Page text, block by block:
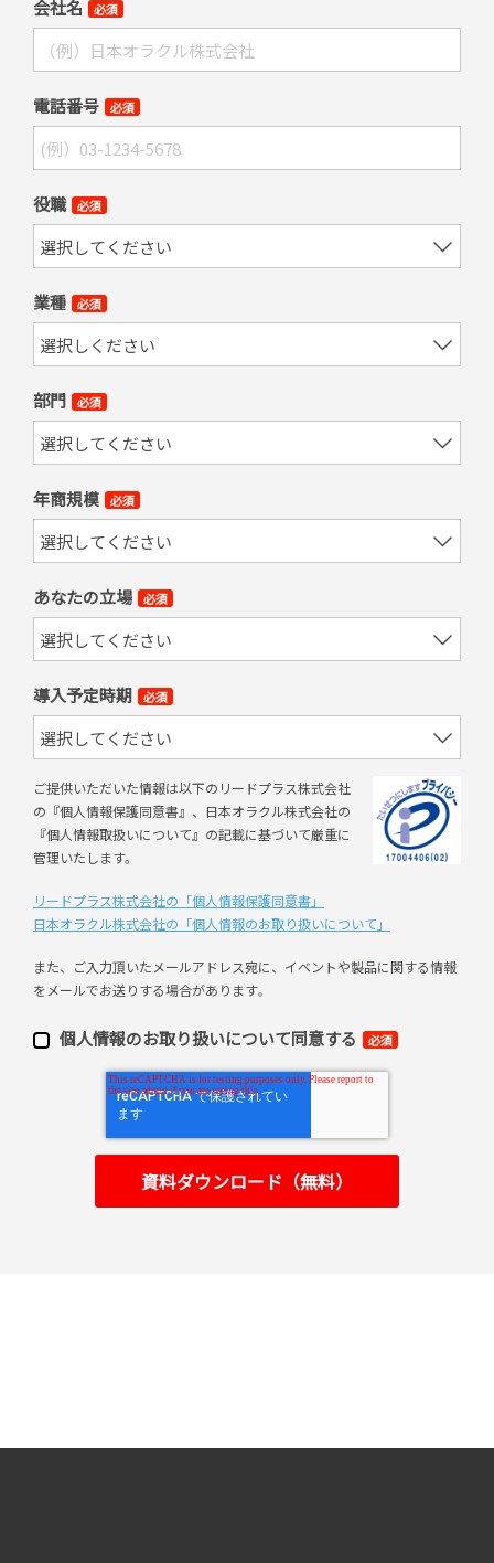
会社名 必須
電話番号 必須
役職 必須
業種 必須
部門 必須
年商規模 必須
あなたの立場 必須
導入予定時期 必須
ご提供いただいた情報は以下のリードプラス株式会社
の『個人情報保護同意書』、日本オラクル株式会社の
『個人情報取扱いについて』の記載に基づいて厳重に
管理いたします。
リードプラス株式会社の「個⼈情報保護同意書」
日本オラクル株式会社の「個⼈情報のお取り扱いについて」
また、ご⼊⼒頂いたメールアドレス宛に、イベントや製品に関する情報
をメールでお送りする場合があります。
個⼈情報のお取り扱いについて同意する 必須